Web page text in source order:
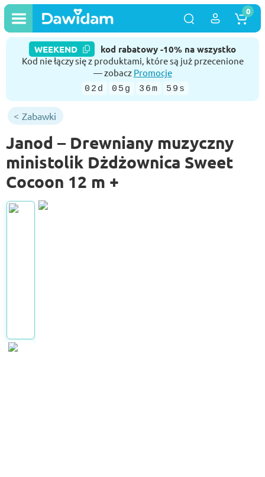
WEEKEND kod rabatowy -10% na wszystko
Kod nie łączy się z produktami, które są już przecenione
— zobacz Promocje
02d 05g 36m 59s
0
Zabawki
Janod – Drewniany muzyczny
ministolik Dżdżownica Sweet
Cocoon 12 m +